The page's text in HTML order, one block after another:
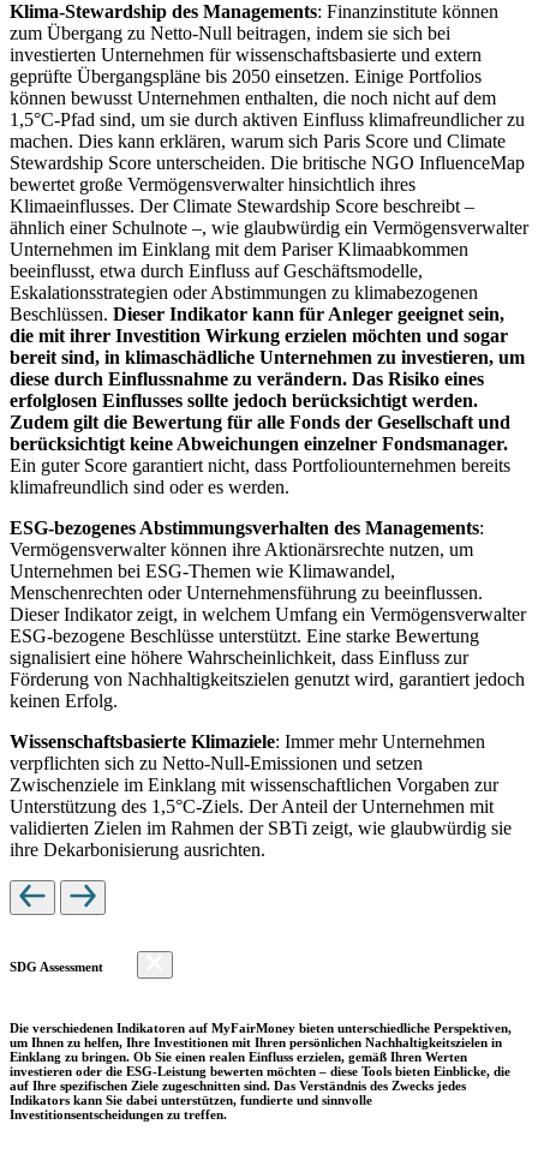
Klima-Stewardship des Managements: Finanzinstitute können
zum Übergang zu Netto-Null beitragen, indem sie sich bei
investierten Unternehmen für wissenschaftsbasierte und extern
geprüfte Übergangspläne bis 2050 einsetzen. Einige Portfolios
können bewusst Unternehmen enthalten, die noch nicht auf dem
1,5°C-Pfad sind, um sie durch aktiven Einfluss klimafreundlicher zu
machen. Dies kann erklären, warum sich Paris Score und Climate
Stewardship Score unterscheiden. Die britische NGO InfluenceMap
bewertet große Vermögensverwalter hinsichtlich ihres
Klimaeinflusses. Der Climate Stewardship Score beschreibt –
ähnlich einer Schulnote –, wie glaubwürdig ein Vermögensverwalter
Unternehmen im Einklang mit dem Pariser Klimaabkommen
beeinflusst, etwa durch Einfluss auf Geschäftsmodelle,
Eskalationsstrategien oder Abstimmungen zu klimabezogenen
Beschlüssen. Dieser Indikator kann für Anleger geeignet sein,
die mit ihrer Investition Wirkung erzielen möchten und sogar
bereit sind, in klimaschädliche Unternehmen zu investieren, um
diese durch Einflussnahme zu verändern. Das Risiko eines
erfolglosen Einflusses sollte jedoch berücksichtigt werden.
Zudem gilt die Bewertung für alle Fonds der Gesellschaft und
berücksichtigt keine Abweichungen einzelner Fondsmanager.
Ein guter Score garantiert nicht, dass Portfoliounternehmen bereits
klimafreundlich sind oder es werden.
ESG-bezogenes Abstimmungsverhalten des Managements:
Vermögensverwalter können ihre Aktionärsrechte nutzen, um
Unternehmen bei ESG-Themen wie Klimawandel,
Menschenrechten oder Unternehmensführung zu beeinflussen.
Dieser Indikator zeigt, in welchem Umfang ein Vermögensverwalter
ESG-bezogene Beschlüsse unterstützt. Eine starke Bewertung
signalisiert eine höhere Wahrscheinlichkeit, dass Einfluss zur
Förderung von Nachhaltigkeitszielen genutzt wird, garantiert jedoch
keinen Erfolg.
Wissenschaftsbasierte Klimaziele: Immer mehr Unternehmen
verpflichten sich zu Netto-Null-Emissionen und setzen
Zwischenziele im Einklang mit wissenschaftlichen Vorgaben zur
Unterstützung des 1,5°C-Ziels. Der Anteil der Unternehmen mit
validierten Zielen im Rahmen der SBTi zeigt, wie glaubwürdig sie
ihre Dekarbonisierung ausrichten.
SDG Assessment
Die verschiedenen Indikatoren auf MyFairMoney bieten unterschiedliche Perspektiven,
um Ihnen zu helfen, Ihre Investitionen mit Ihren persönlichen Nachhaltigkeitszielen in
Einklang zu bringen. Ob Sie einen realen Einfluss erzielen, gemäß Ihren Werten
investieren oder die ESG-Leistung bewerten möchten – diese Tools bieten Einblicke, die
auf Ihre spezifischen Ziele zugeschnitten sind. Das Verständnis des Zwecks jedes
Indikators kann Sie dabei unterstützen, fundierte und sinnvolle
Investitionsentscheidungen zu treffen.